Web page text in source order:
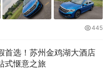
445
首选！苏州金鸡湖大酒店
式惬意之旅